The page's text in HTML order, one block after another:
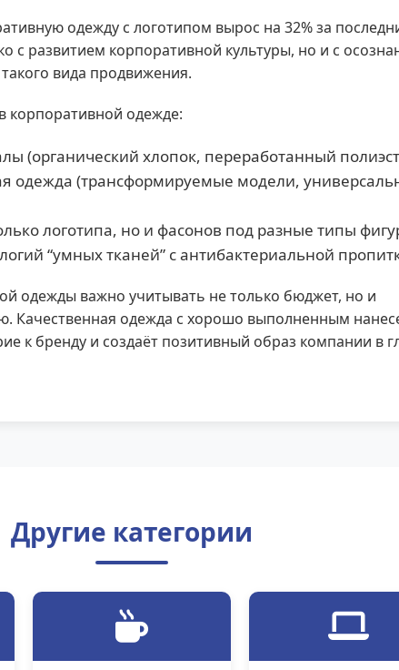
одежду с логотипом вырос на 32% за
с развитием корпоративной культуры, но и с
вида продвижения.
корпоративной одежде:
(органический хлопок, переработанный
одежда (трансформируемые модели,
логотипа, но и фасонов под разные типы
“умных тканей” с антибактериальной
одежды важно учитывать не только бюджет, но и
Качественная одежда с хорошо выполненным
к бренду и создаёт позитивный образ компании в
Другие категории